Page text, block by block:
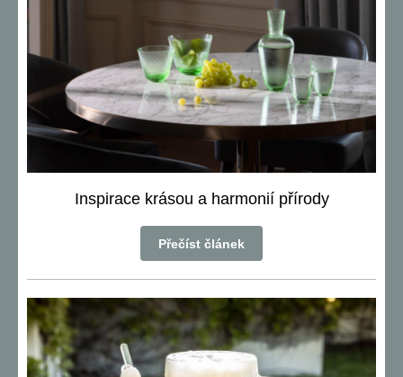
Inspirace krásou a harmonií přírody
Přečíst článek